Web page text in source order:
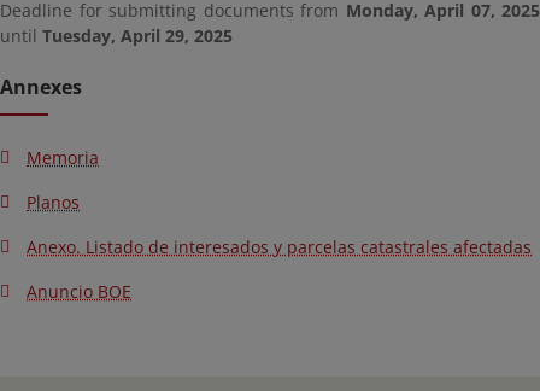
Deadline for submitting documents from Monday, April 07, 2025
until Tuesday, April 29, 2025
Annexes
Memoria
Planos
Anexo. Listado de interesados y parcelas catastrales afectadas
Anuncio BOE